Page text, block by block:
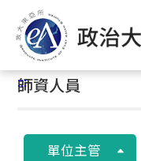
到
要
內
首頁/
:::
:::
師資人員
單位主管